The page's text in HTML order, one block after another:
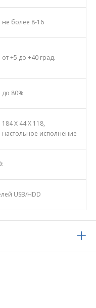
не более 8-16
от +5 до +40 град.
до 80%
184 Х 44 Х 118,
настольное исполнение
:
USB/HDD